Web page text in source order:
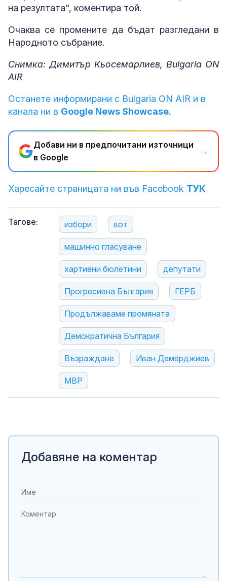
на резултата", коментира той.
Очаква се промените да бъдат разгледани в
Народното събрание.
Снимка: Димитър Кьосемарлиев, Bulgaria ON
AIR
Останете информирани с Bulgaria ON AIR и в
канала ни в Google News Showcase.
Добави ни в предпочитани източници
в Google
→
Харесайте страницата ни във Facebook ТУК
Тагове: избори вот
машинно гласуване
хартиени бюлетини депутати
Прогресивна България ГЕРБ
Продължаваме промяната
Демократична България
Възраждане Иван Демерджиев
МВР
Добавяне на коментар